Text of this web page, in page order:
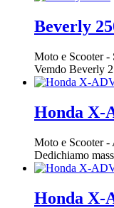
Beverly
Moto e Scooter-
Vemdo Beverly
Honda X-
Moto e Scooter-
Dedichiamo
Honda X-